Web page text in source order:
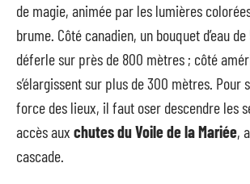
de magie, animée par les lumières
brume. Côté canadien, un bouquet d’eau
déferle sur près de 800 mètres ; côté
s’élargissent sur plus de 300 mètres. Pour
force des lieux, il faut oser descendre les
accès aux chutes du Voile de la Mariée,
cascade.